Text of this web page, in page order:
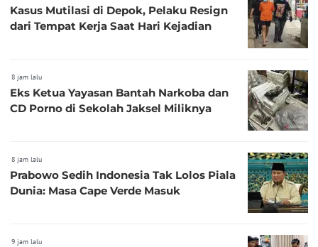
Kasus Mutilasi di Depok, Pelaku Resign
dari Tempat Kerja Saat Hari Kejadian
8 jam lalu
Eks Ketua Yayasan Bantah Narkoba dan
CD Porno di Sekolah Jaksel Miliknya
8 jam lalu
Prabowo Sedih Indonesia Tak Lolos Piala
Dunia: Masa Cape Verde Masuk
9 jam lalu